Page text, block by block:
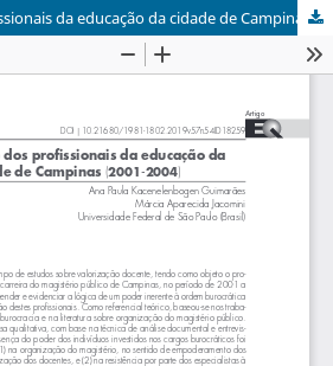
Valorização dos profissionais da educação da cidade de Campinas (2001-2004)